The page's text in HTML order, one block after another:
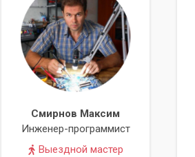
Благодаря нашему опыту, вы сможете
покупке новых компьютеров и
Смирнов Максим
Инженер-программист
Выездной мастер